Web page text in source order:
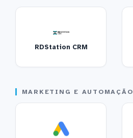
RDStation CRM
MARKETING E AUTOMAÇÃO